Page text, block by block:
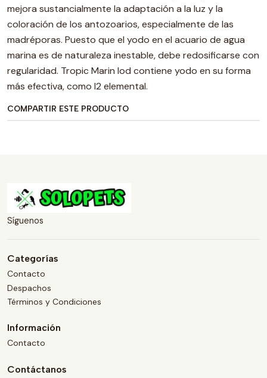
mejora sustancialmente la adaptación a la luz y la
coloración de los antozoarios, especialmente de las
madréporas. Puesto que el yodo en el acuario de agua
marina es de naturaleza inestable, debe redosificarse con
regularidad. Tropic Marin Iod contiene yodo en su forma
más efectiva, como I2 elemental.
COMPARTIR ESTE PRODUCTO
Síguenos
Categorías
Contacto
Despachos
Términos y Condiciones
Información
Contacto
Contáctanos